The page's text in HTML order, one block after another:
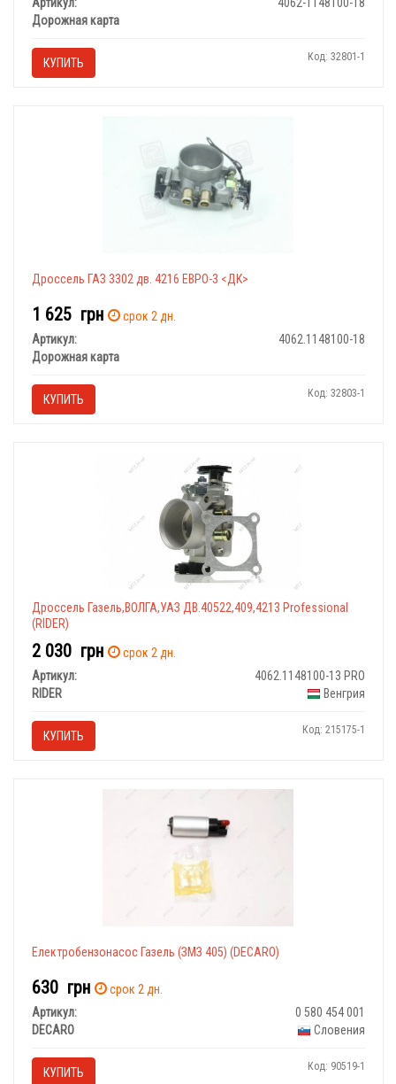
Артикул:
4062-1148100-18
Дорожная карта
КУПИТЬ Код: 32801-1
Дроссель ГАЗ 3302 дв. 4216 ЕВРО-3 <ДК>
1 625 грн
срок 2 дн.
Артикул:
4062.1148100-18
Дорожная карта
КУПИТЬ Код: 32803-1
Дроссель Газель,ВОЛГА,УАЗ ДВ.40522,409,4213 Professional
(RIDER)
2 030 грн
срок 2 дн.
Артикул:
4062.1148100-13 PRO
RIDER
Венгрия
КУПИТЬ Код: 215175-1
Електробензонасос Газель (ЗМЗ 405) (DECARO)
630 грн
срок 2 дн.
Артикул:
0 580 454 001
DECARO
Словения
КУПИТЬ Код: 90519-1